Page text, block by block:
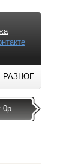
РАЗНОЕ
0р.